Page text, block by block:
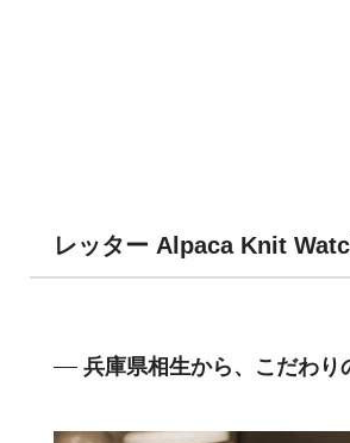
レッター Alpaca Knit
兵庫県相生から、こだわ